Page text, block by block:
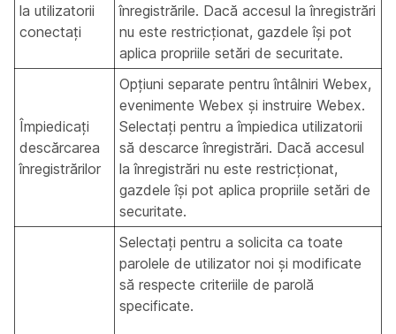
la utilizatorii
conectați
înregistrările. Dacă accesul la înregistrări
nu este restricționat, gazdele își pot
aplica propriile setări de securitate.
Împiedicați
descărcarea
înregistrărilor
Opțiuni separate pentru întâlniri Webex,
evenimente Webex și instruire Webex.
Selectați pentru a împiedica utilizatorii
să descarce înregistrări. Dacă accesul
la înregistrări nu este restricționat,
gazdele își pot aplica propriile setări de
securitate.
Selectați pentru a solicita ca toate
parolele de utilizator noi și modificate
să respecte criteriile de parolă
specificate.